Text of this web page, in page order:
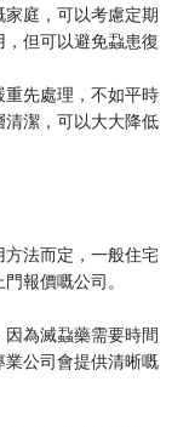
庭，可以考慮定期
但可以避免蝨患復
先處理，不如平時
潔，可以大大降低
法而定，一般住宅
報價嘅公司。
為滅蝨藥需要時間
公司會提供清晰嘅